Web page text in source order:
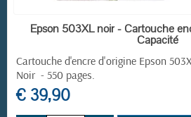
EN STOCK
Epson 503XL noir - Cartouche
Capacité
Cartouche d'encre d'origine Epson
Noir - 550 pages.
€ 39,90